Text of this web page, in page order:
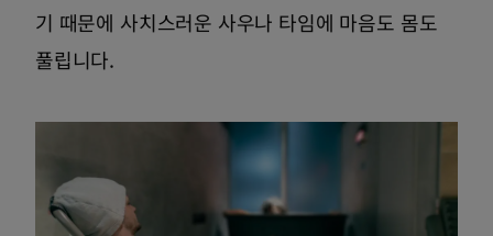
기 때문에 사치스러운 사우나 타임에 마음도 몸도
풀립니다.